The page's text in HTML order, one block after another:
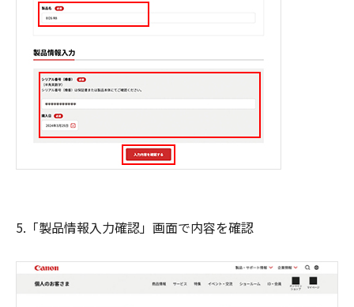
5.「製品情報入力確認」画面で内容を確認